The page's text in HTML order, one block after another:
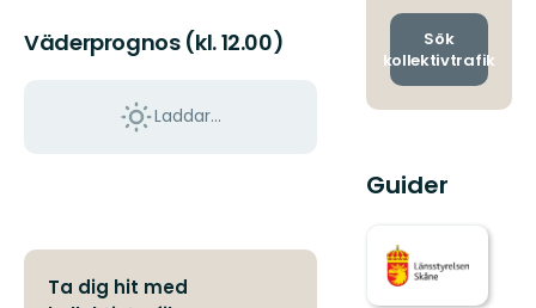
Väderprognos (kl. 12.00)
Laddar...
Ta dig hit med
och
Sök
kollektivtrafik
Guider